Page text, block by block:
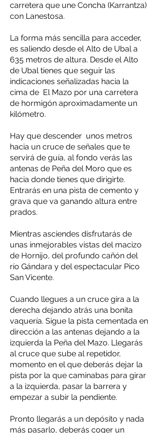
carretera que une Concha (Karrantza)
con Lanestosa.
La forma más sencilla para acceder,
es saliendo desde el Alto de Ubal a
635 metros de altura. Desde el Alto
de Ubal tienes que seguir las
indicaciones señalizadas hacia la
cima de El Mazo por una carretera
de hormigón aproximadamente un
kilómetro.
Hay que descender unos metros
hacia un cruce de señales que te
servirá de guía, al fondo verás las
antenas de Peña del Moro que es
hacia donde tienes que dirigirte.
Entrarás en una pista de cemento y
grava que va ganando altura entre
prados.
Mientras asciendes disfrutarás de
unas inmejorables vistas del macizo
de Hornijo, del profundo cañón del
río Gándara y del espectacular Pico
San Vicente.
Cuando llegues a un cruce gira a la
derecha dejando atrás una bonita
vaquería. Sigue la pista cementada en
dirección a las antenas dejando a la
izquierda la Peña del Mazo. Llegarás
al cruce que sube al repetidor,
momento en el que deberás dejar la
pista por la que caminabas para girar
a la izquierda, pasar la barrera y
empezar a subir la pendiente.
Pronto llegarás a un depósito y nada
más pasarlo, deberás coger un